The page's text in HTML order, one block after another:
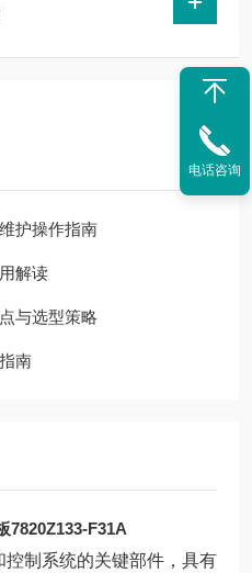
护操作指南
解读
与选型策略
南
7820Z133-F31A
制系统的关键部件，具有
电话咨询